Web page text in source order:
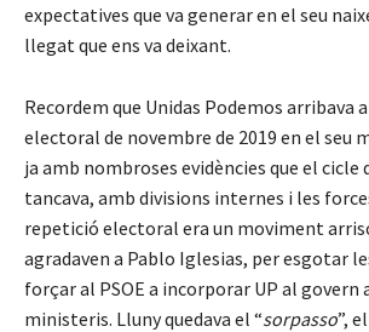
expectatives que va generar en el seu
llegat que ens va deixant.
Recordem que Unidas Podemos arribava
electoral de novembre de 2019 en el seu
ja amb nombroses evidències que el cicle
tancava, amb divisions internes i les
repetició electoral era un moviment
agradaven a Pablo Iglesias, per esgotar
forçar al PSOE a incorporar UP al govern
ministeris. Lluny quedava el “sorpasso”,